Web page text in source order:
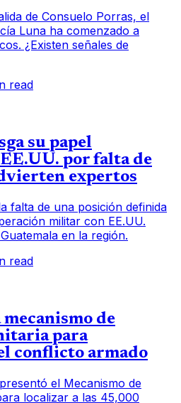
de Consuelo Porras, el
Luna ha comenzado a
¿Existen señales de
read
su papel
por falta de
expertos
falta de una posición definida
militar con EE.UU.
en la región.
read
de
para
conflicto armado
el Mecanismo de
localizar a las 45,000